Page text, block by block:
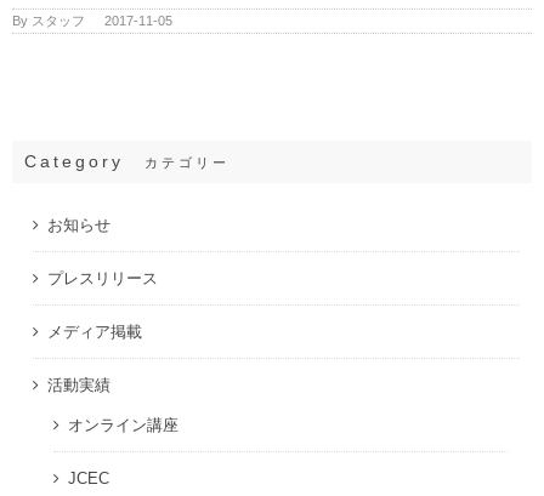
By スタッフ 2017-11-05
Category カテゴリー
お知らせ
プレスリリース
メディア掲載
活動実績
オンライン講座
JCEC